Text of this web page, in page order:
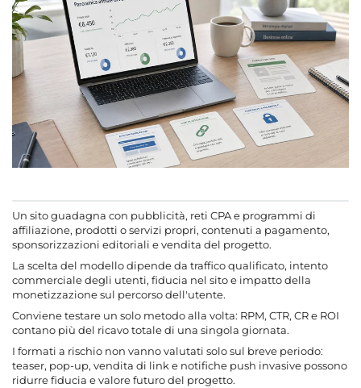
Un sito guadagna con pubblicità, reti CPA e programmi di
affiliazione, prodotti o servizi propri, contenuti a pagamento,
sponsorizzazioni editoriali e vendita del progetto.
La scelta del modello dipende da traffico qualificato, intento
commerciale degli utenti, fiducia nel sito e impatto della
monetizzazione sul percorso dell'utente.
Conviene testare un solo metodo alla volta: RPM, CTR, CR e ROI
contano più del ricavo totale di una singola giornata.
I formati a rischio non vanno valutati solo sul breve periodo:
teaser, pop-up, vendita di link e notifiche push invasive possono
ridurre fiducia e valore futuro del progetto.